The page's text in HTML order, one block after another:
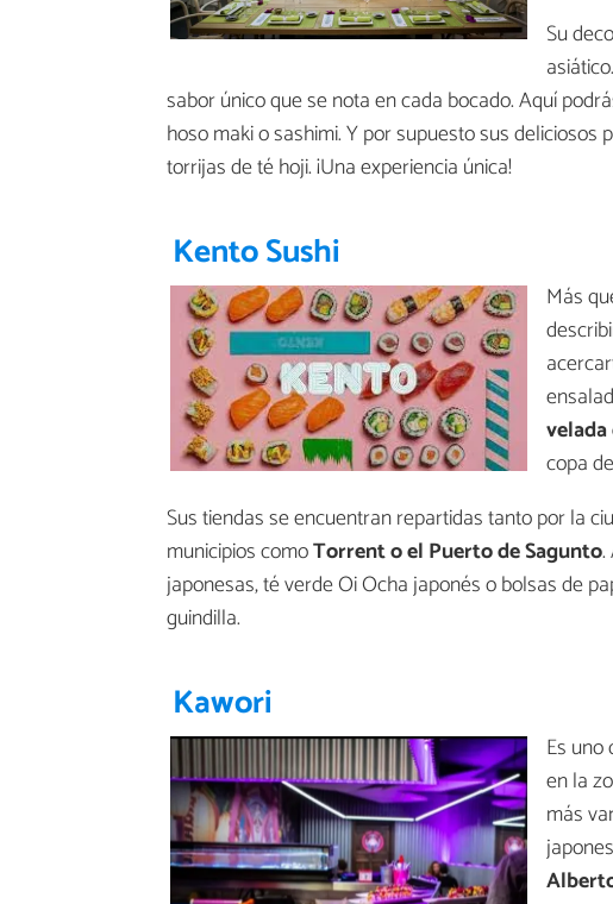
Su
sabor único que se nota en cada bocado. Aquí
hoso maki o sashimi. Y por supuesto sus deliciosos
torrijas de té hoji. ¡Una experiencia única!
Kento Sushi
Más
velada
copa
Sus tiendas se encuentran repartidas tanto por la
municipios comoTorrent o el Puerto de Sagunto.
japonesas, té verde Oi Ocha japonés o bolsas de
guindilla.
Kawori
Es
en la
más